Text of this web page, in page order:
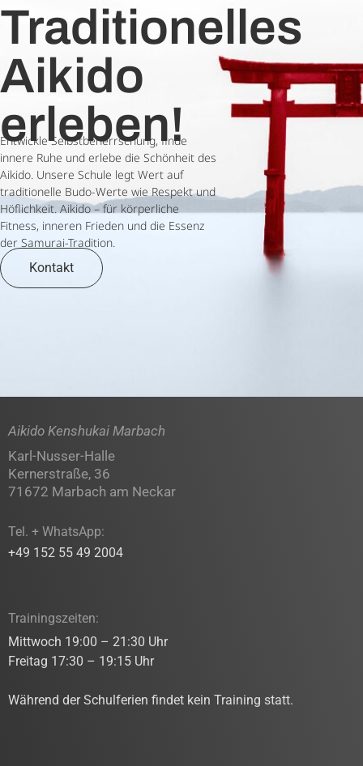
Traditionelles
Aikido
erleben!
Entwickle Selbstbeherrschung, finde
innere Ruhe und erlebe die Schönheit des
Aikido. Unsere Schule legt Wert auf
traditionelle Budo-Werte wie Respekt und
Höflichkeit. Aikido – für körperliche
Fitness, inneren Frieden und die Essenz
der Samurai-Tradition.
Kontakt
Aikido Kenshukai Marbach
Karl-Nusser-Halle
Kernerstraße, 36
71672 Marbach am Neckar
Tel. + WhatsApp:
+49 152 55 49 2004
Trainingszeiten:
Mittwoch 19:00 – 21:30 Uhr
Freitag 17:30 – 19:15 Uhr
Während der Schulferien findet kein Training statt.